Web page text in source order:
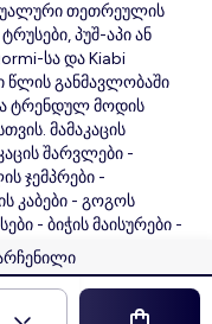
თეთრეულის
პუშ-აპი ან
სა და Kiabi
წლის განმავლობაში
ტრენდულ მოდის
მამაკაცის
შარვლები -
ჯემპრები -
კაბები - გოგოს
- ბიჭის მაისურები -
- ჩვილის